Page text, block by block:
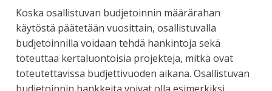
Koska osallistuvan budjetoinnin määrärahan
käytöstä päätetään vuosittain, osallistuvalla
budjetoinnilla voidaan tehdä hankintoja sekä
toteuttaa kertaluontoisia projekteja, mitkä ovat
toteutettavissa budjettivuoden aikana. Osallistuvan